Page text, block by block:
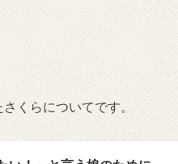
くらについてです。